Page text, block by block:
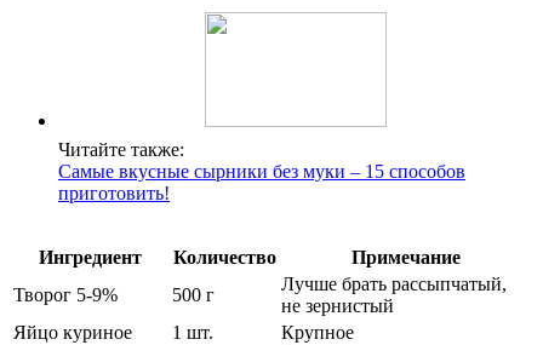
Читайте также:
Самые вкусные сырники без муки – 15 способов
приготовить!
Ингредиент Количество
Примечание
Творог 5-9%
500 г
Лучше брать рассыпчатый,
не зернистый
Яйцо куриное
1 шт.
Крупное